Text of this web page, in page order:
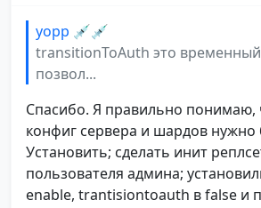
yopp 💉💉
transitionToAuth это
позвол...
Спасибо. Я правильно понимаю,
конфиг сервера и шардов нужно
Установить; сделать инит
пользователя админа;
enable, trantisiontoauth в false и